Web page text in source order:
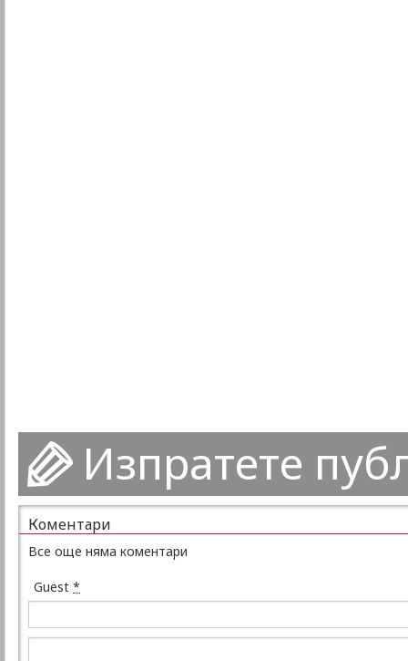
Изпратете
Коментари
Все още няма коментари
Guest *